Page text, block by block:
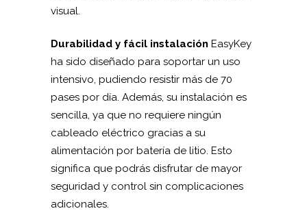
visual.
Durabilidad y fácil instalación EasyKey
ha sido diseñado para soportar un uso
intensivo, pudiendo resistir más de 70
pases por día. Además, su instalación es
sencilla, ya que no requiere ningún
cableado eléctrico gracias a su
alimentación por batería de litio. Esto
significa que podrás disfrutar de mayor
seguridad y control sin complicaciones
adicionales.